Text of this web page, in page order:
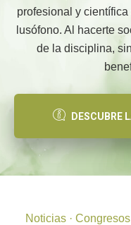
profesional y
lusófono. Al hacerte
de la disciplina,
DESCUBRE
Noticias ·